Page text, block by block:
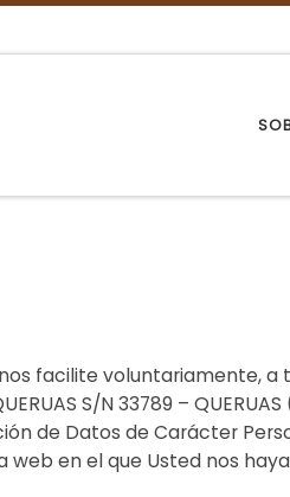
facilite voluntariamente,
S/N 33789 –
de Datos de Carácter
en el que Usted nos